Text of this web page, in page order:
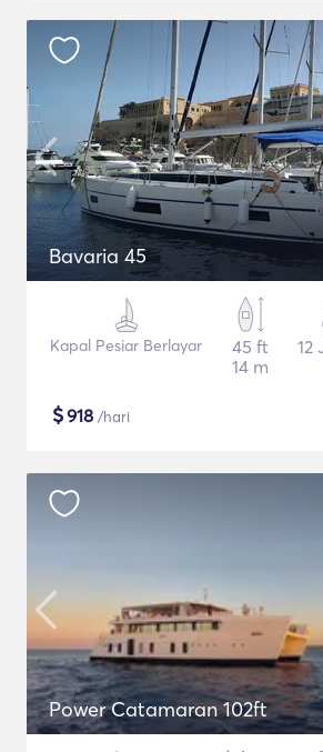
Bavaria 45
Kapal Pesiar Berlayar
45 ft
14 m
12
$918 /hari
Power Catamaran 102ft